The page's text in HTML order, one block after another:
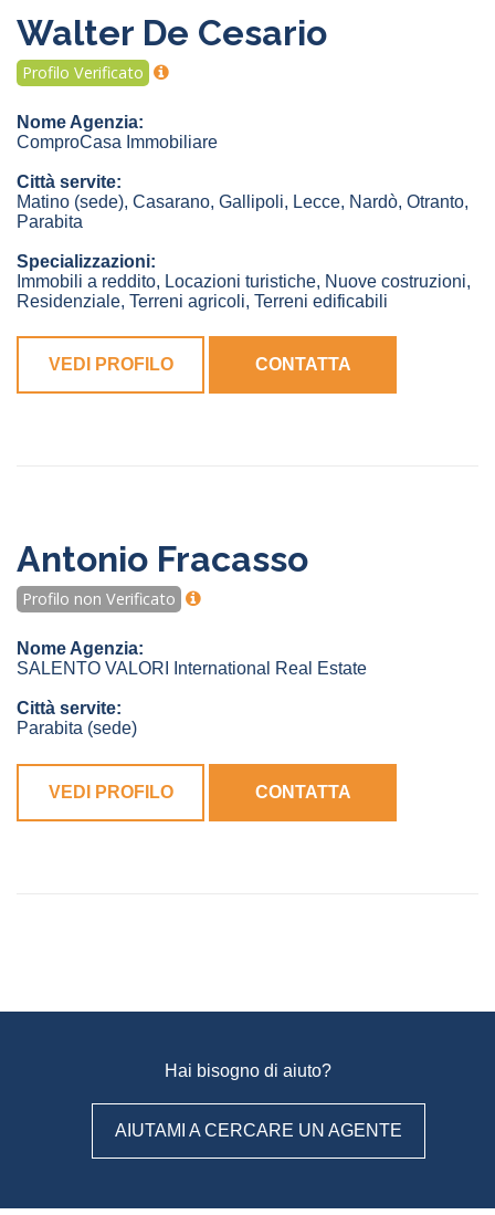
Walter De Cesario
Profilo Verificato
Nome Agenzia:
ComproCasa Immobiliare
Città servite:
Matino (sede), Casarano, Gallipoli, Lecce, Nardò, Otranto,
Parabita
Specializzazioni:
Immobili a reddito, Locazioni turistiche, Nuove costruzioni,
Residenziale, Terreni agricoli, Terreni edificabili
VEDI PROFILO CONTATTA
Antonio Fracasso
Profilo non Verificato
Nome Agenzia:
SALENTO VALORI International Real Estate
Città servite:
Parabita (sede)
VEDI PROFILO CONTATTA
Hai bisogno di aiuto?
AIUTAMI A CERCARE UN AGENTE